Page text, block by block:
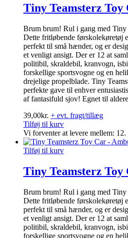
Tiny Teamsterz Toy
Brum brum! Rul i gang med Tiny
Dette fritløbende førskolekøretøj
perfekt til små hænder, og er
et venligt ansigt. Der er 12 at
politibil, skraldebil, kranvogn,
forskellige sportsvogne og en
drejelige propelblade. Tiny
perfekte gave til enhver
af fantasifuld sjov! Egnet til
39,00kr. + evt. fragt/tillæg
Tilføj til kurv
Vi forventer at levere mellem: 12.
Tilføj til kurv
Tiny Teamsterz Toy
Brum brum! Rul i gang med Tiny
Dette fritløbende førskolekøretøj
perfekt til små hænder, og er
et venligt ansigt. Der er 12 at
politibil, skraldebil, kranvogn,
forskellige sportsvogne og en